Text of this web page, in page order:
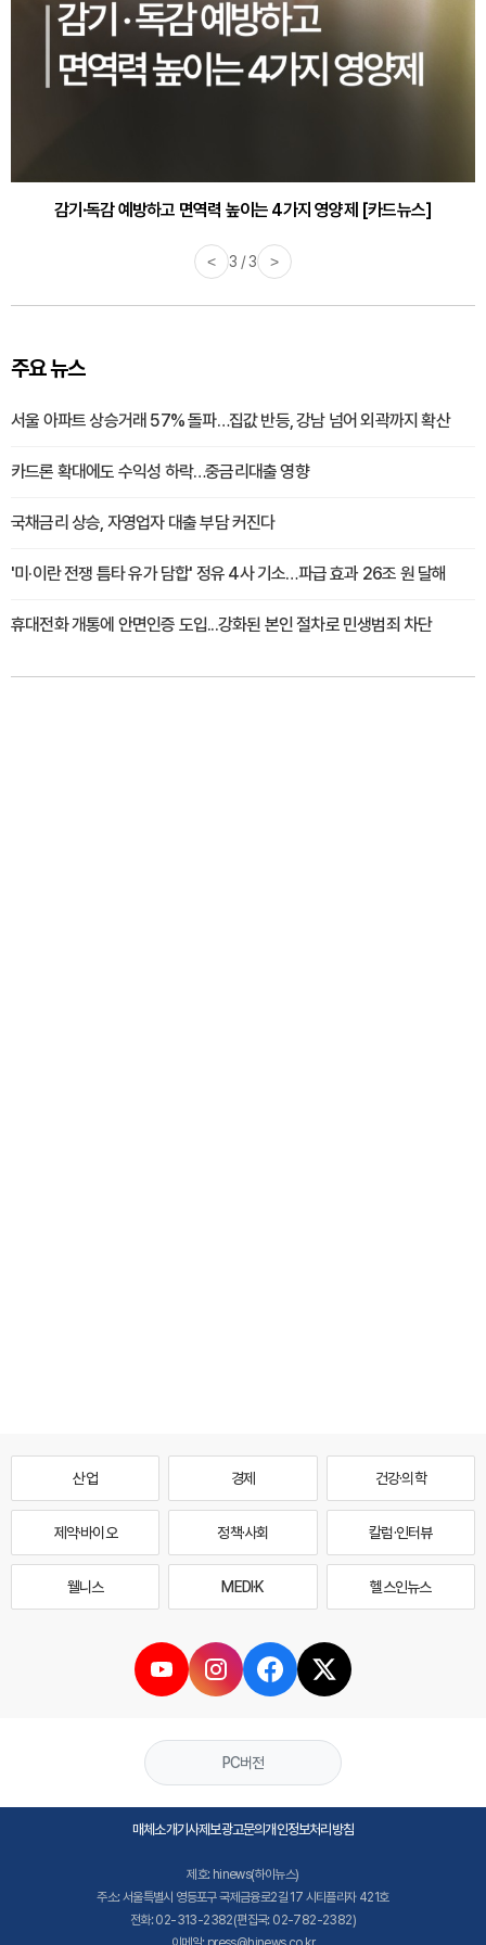
감기·독감 예방하고 면역력 높이는 4가지 영양제 [카드뉴스]
< 3 / 3 >
주요 뉴스
서울 아파트 상승거래 57% 돌파…집값 반등, 강남 넘어 외곽까지 확산
카드론 확대에도 수익성 하락…중금리대출 영향
국채금리 상승, 자영업자 대출 부담 커진다
'미·이란 전쟁 틈타 유가 담합' 정유 4사 기소…파급 효과 26조 원 달해
휴대전화 개통에 안면인증 도입...강화된 본인 절차로 민생범죄 차단
산업 경제 건강·의학
제약·바이오 정책·사회 칼럼·인터뷰
웰니스 MEDI·K 헬스인뉴스
PC버전
매체소개기사제보광고문의개인정보처리방침
제호: hinews(하이뉴스)
주소: 서울특별시 영등포구 국제금융로2길 17 시티플라자 421호
전화: 02-313-2382(편집국: 02-782-2382)